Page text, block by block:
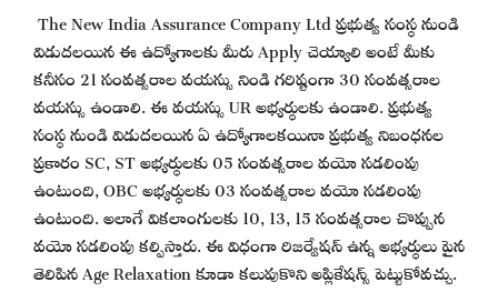
The New India Assurance Company Ltd ప్రభుత్వ సంస్థ నుండి
విడుదలయిన ఈ ఉద్యోగాలకు మీరు Apply చెయ్యాలి అంటే మీకు
కనీసం 21 సంవత్సరాల వయస్సు నిండి గరిష్టంగా 30 సంవత్సరాల
వయస్సు ఉండాలి. ఈ వయస్సు UR అభ్యర్థులకు ఉండాలి. ప్రభుత్వ
సంస్థ నుండి విడుదలయిన ఏ ఉద్యోగాలకయినా ప్రభుత్వ నిబంధనల
ప్రకారం SC, ST అభ్యర్థులకు 05 సంవత్సరాల వయో సడలింపు
ఉంటుంది, OBC అభ్యర్థులకు 03 సంవత్సరాల వయో సడలింపు
ఉంటుంది. అలాగే వికలాంగులకు 10, 13, 15 సంవత్సరాల చొప్పున
వయో సడలింపు కల్పిస్తారు. ఈ విధంగా రిజర్వేషన్ ఉన్న అభ్యర్థులు పైన
తెలిపిన Age Relaxation కూడా కలుపుకొని అప్లికేషన్స్ పెట్టుకోవచ్చు.